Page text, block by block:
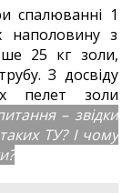
спалюванні 1
наполовину з
25 кг золи,
З досвіду
пелет золи
– звідки
ТУ? І чому